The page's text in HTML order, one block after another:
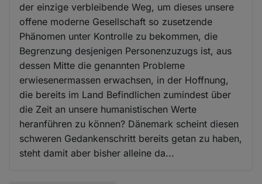
der einzige verbleibende Weg, um dieses unsere
offene moderne Gesellschaft so zusetzende
Phänomen unter Kontrolle zu bekommen, die
Begrenzung desjenigen Personenzuzugs ist, aus
dessen Mitte die genannten Probleme
erwiesenermassen erwachsen, in der Hoffnung,
die bereits im Land Befindlichen zumindest über
die Zeit an unsere humanistischen Werte
heranführen zu können? Dänemark scheint diesen
schweren Gedankenschritt bereits getan zu haben,
steht damit aber bisher alleine da...